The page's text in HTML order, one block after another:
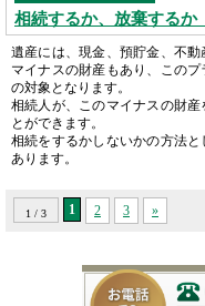
相続するか、放棄するか
遺産には、現金、預貯金、不
マイナスの財産もあり、この
の対象となります。
相続人が、このマイナスの財
とができます。
相続をするかしないかの方法
あります。
1 / 3 1 2 3 »